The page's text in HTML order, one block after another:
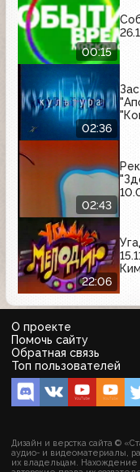
00:15
02:36
02:43
22:06
О проекте
Помочь сайту
Обратная связь
Топ пользователей
Дизайн и верстка сайта ©
аудио- и видеоматериалы,
их владельцам. Нахождение